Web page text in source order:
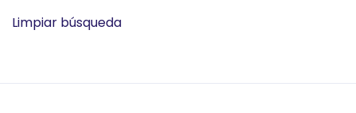
Limpiar búsqueda